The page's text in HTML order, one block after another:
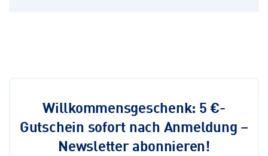
Willkommensgeschenk: 5 €-
Gutschein sofort nach Anmeldung –
Newsletter abonnieren!